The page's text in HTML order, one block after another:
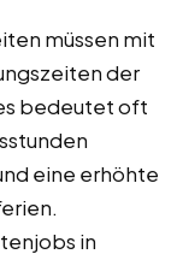
müssen mit
der
bedeutet oft
eine erhöhte
in